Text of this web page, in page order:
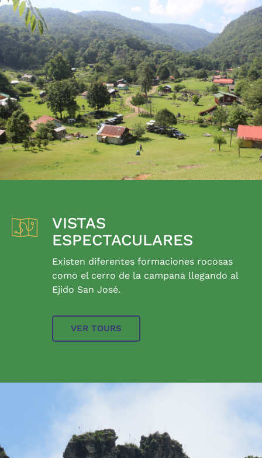
VISTAS
ESPECTACULARES
Existen diferentes formaciones rocosas
como el cerro de la campana llegando al
Ejido San José.
VER TOURS